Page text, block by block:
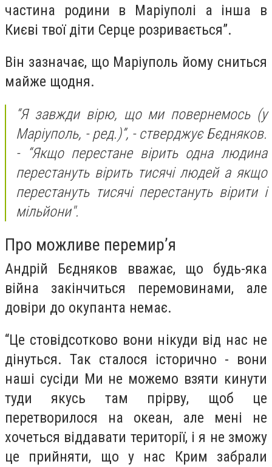
частина родини в Маріуполі а інша в
Києві твої діти Серце розривається”.
Він зазначає, що Маріуполь йому сниться
майже щодня.
“Я завжди вірю, що ми повернемось (у
Маріуполь, - ред.)”, - стверджує Бєдняков.
- “Якщо перестане вірить одна людина
перестануть вірить тисячі людей а якщо
перестануть тисячі перестануть вірити і
мільйони".
Про можливе перемир’я
Андрій Бєдняков вважає, що будь-яка
війна закінчиться перемовинами, але
довіри до окупанта немає.
“Це стовідсотково вони нікуди від нас не
дінуться. Так сталося історично - вони
наші сусіди Ми не можемо взяти кинути
туди якусь там прірву, щоб це
перетворилося на океан, але мені не
хочеться віддавати території, і я не зможу
це прийняти, що у нас Крим забрали